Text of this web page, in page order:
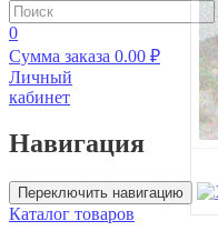
0
Сумма заказа 0.00 ₽
Личный
кабинет
Навигация
Переключить навигацию
Каталог товаров